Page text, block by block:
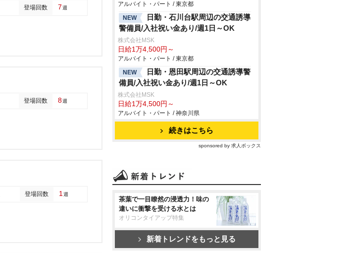
登場回数 7週
登場回数 8週
登場回数 1 週
アルバイト・パート / 東京都
NEW
日勤・石川台駅周辺の交通誘導
警備員/入社祝い金あり/週1日～OK
株式会社MSK
日給1万4,500円～
アルバイト・パート / 東京都
NEW
日勤・恩田駅周辺の交通誘導警
備員/入社祝い金あり/週1日～OK
株式会社MSK
日給1万4,500円～
アルバイト・パート / 神奈川県
続きはこちら
sponsored by 求人ボックス
茶葉で一目瞭然の浸透力！味の
違いに衝撃を受ける水とは
オリコンタイアップ特集
新着トレンドをもっと見る